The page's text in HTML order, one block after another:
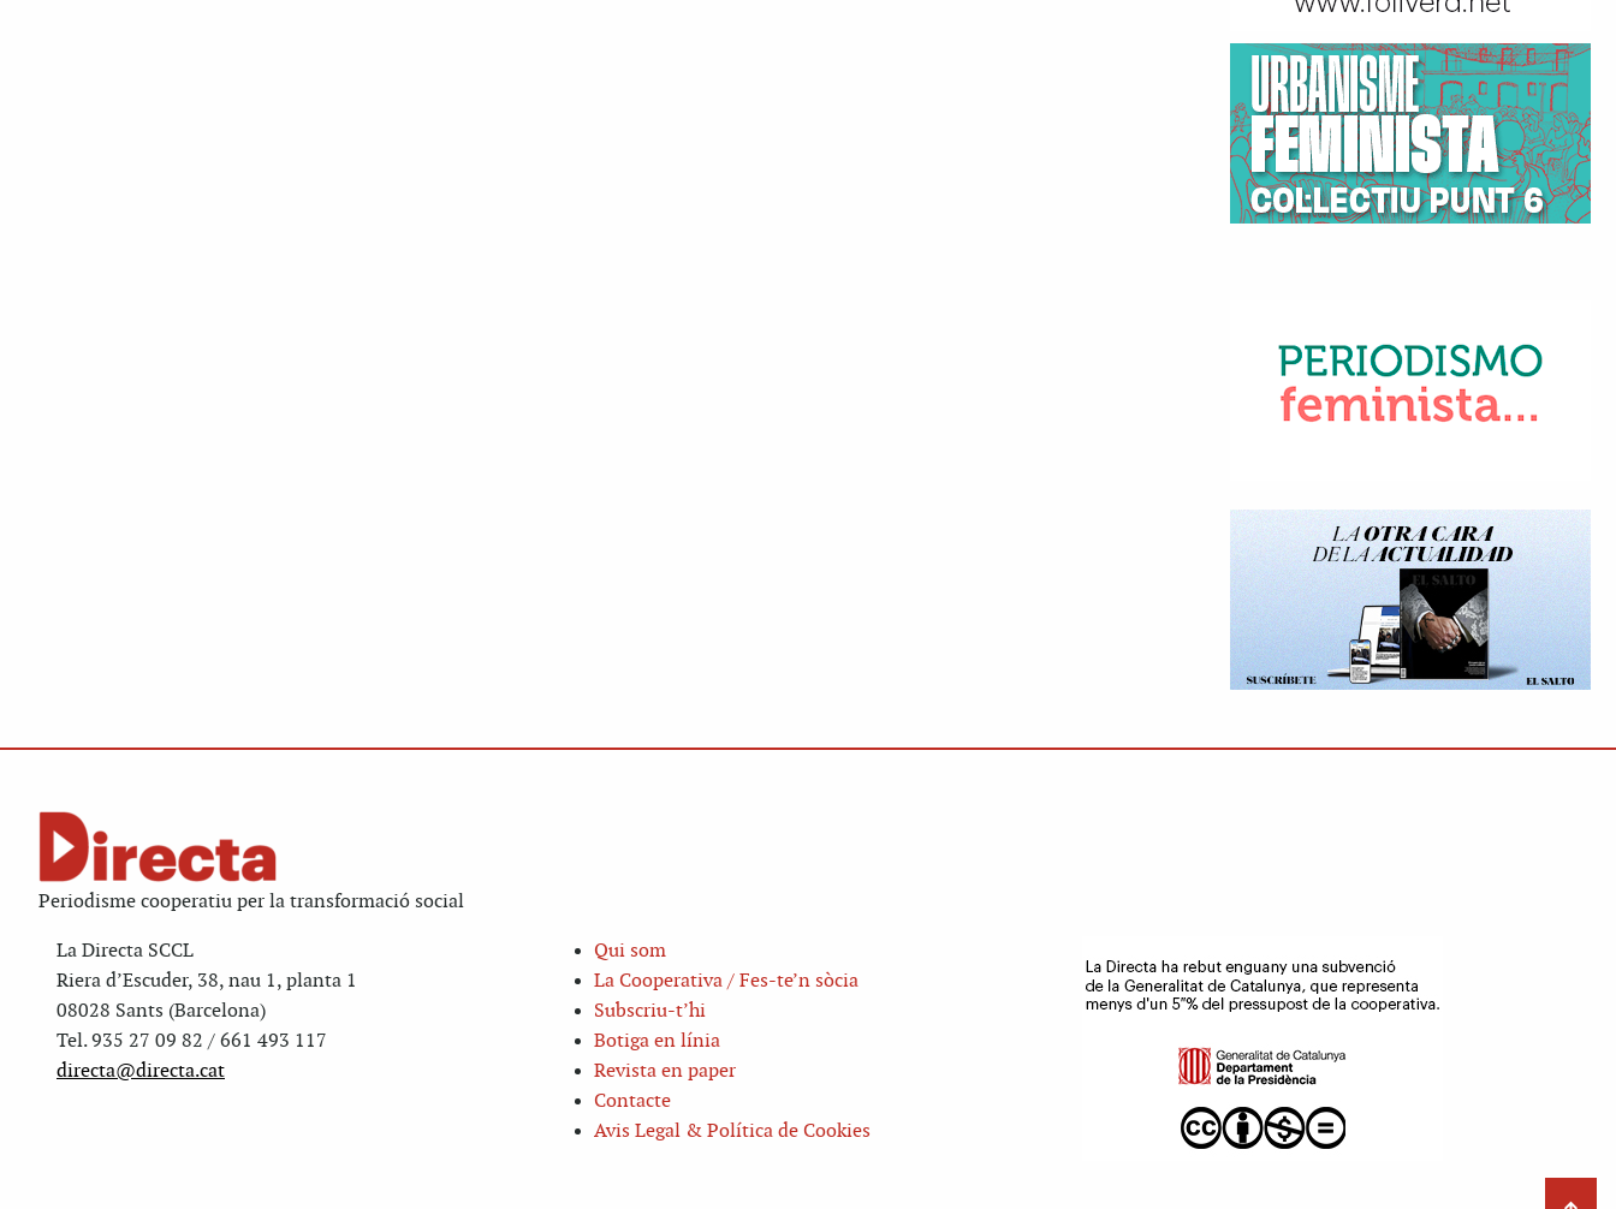
Periodisme cooperatiu per la transformació social
La Directa SCCL
Riera d’Escuder, 38, nau 1, planta 1
08028 Sants (Barcelona)
Tel. 935 27 09 82 / 661 493 117
directa@directa.cat
Qui som
La Cooperativa / Fes-te’n sòcia
Subscriu-t’hi
Botiga en línia
Revista en paper
Contacte
Avis Legal & Política de Cookies